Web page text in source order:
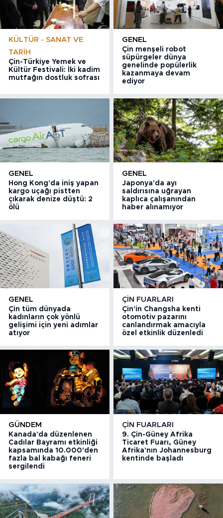
KÜLTÜR - SANAT VE
TARIH
Çin-Türkiye Yemek ve
Kültür Festivali: İki kadim
mutfağın dostluk sofrası
GENEL
Çin menşeli robot
süpürgeler dünya
genelinde popülerlik
kazanmaya devam
ediyor
GENEL
Hong Kong'da iniş yapan
kargo uçağı pistten
çıkarak denize düştü: 2
ölü
GENEL
Japonya'da ayı
saldırısına uğrayan
kaplıca çalışanından
haber alınamıyor
GENEL
Çin tüm dünyada
kadınların çok yönlü
gelişimi için yeni adımlar
atıyor
ÇIN FUARLARI
Çin'in Changsha kenti
otomotiv pazarını
canlandırmak amacıyla
özel etkinlik düzenledi
GÜNDEM
Kanada'da düzenlenen
Cadılar Bayramı etkinliği
kapsamında 10.000'den
fazla bal kabağı feneri
sergilendi
ÇIN FUARLARI
9. Çin-Güney Afrika
Ticaret Fuarı, Güney
Afrika'nın Johannesburg
kentinde başladı